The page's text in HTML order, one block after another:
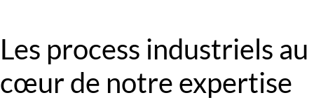
Les process industriels au
cœur de notre expertise